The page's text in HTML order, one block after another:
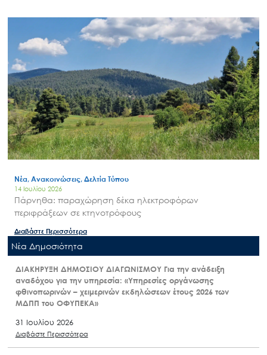
Νέα, Ανακοινώσεις, Δελτία Τύπου
14 Ιουλίου 2026
Πάρνηθα: παραχώρηση δέκα ηλεκτροφόρων
περιφράξεων σε κτηνοτρόφους
Διαβάστε Περισσότερα
Nέα Δημοσιότητα
ΔΙΑΚΗΡΥΞΗ ΔΗΜΟΣΙΟΥ ΔΙΑΓΩΝΙΣΜΟΥ Για την ανάδειξη
αναδόχου για την υπηρεσία: «Υπηρεσίες οργάνωσης
φθινοπωρινών – χειμερινών εκδηλώσεων έτους 2026 των
ΜΔΠΠ του ΟΦΥΠΕΚΑ»
31 Ιουλίου 2026
Διαβάστε Περισσότερα